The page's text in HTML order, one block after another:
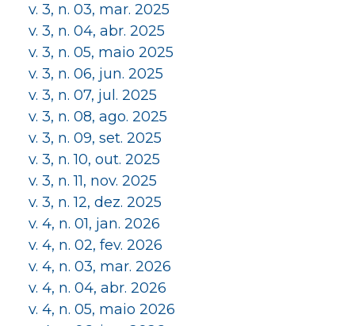
v. 3, n. 03, mar. 2025
v. 3, n. 04, abr. 2025
v. 3, n. 05, maio 2025
v. 3, n. 06, jun. 2025
v. 3, n. 07, jul. 2025
v. 3, n. 08, ago. 2025
v. 3, n. 09, set. 2025
v. 3, n. 10, out. 2025
v. 3, n. 11, nov. 2025
v. 3, n. 12, dez. 2025
v. 4, n. 01, jan. 2026
v. 4, n. 02, fev. 2026
v. 4, n. 03, mar. 2026
v. 4, n. 04, abr. 2026
v. 4, n. 05, maio 2026